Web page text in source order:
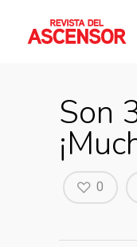
Son
0